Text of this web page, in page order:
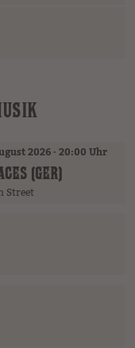
2026 · 20:00 Uhr
(GER)
Street